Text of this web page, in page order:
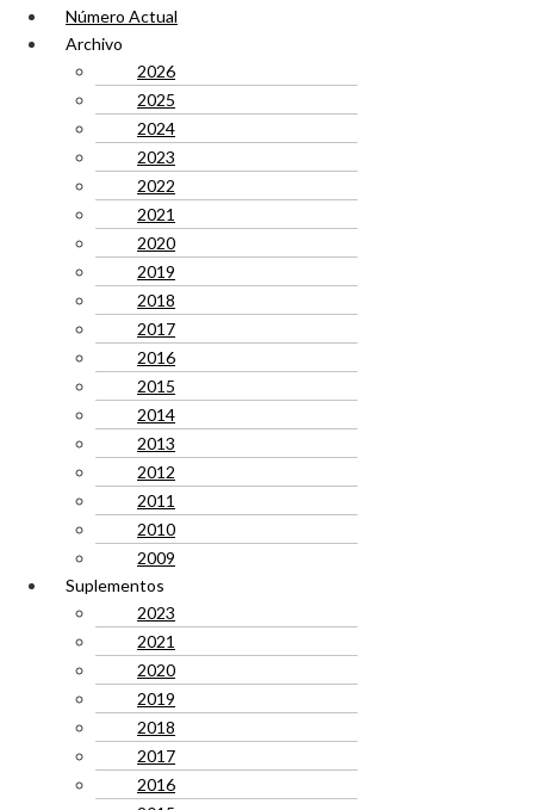
Número Actual
Archivo
2026
2025
2024
2023
2022
2021
2020
2019
2018
2017
2016
2015
2014
2013
2012
2011
2010
2009
Suplementos
2023
2021
2020
2019
2018
2017
2016